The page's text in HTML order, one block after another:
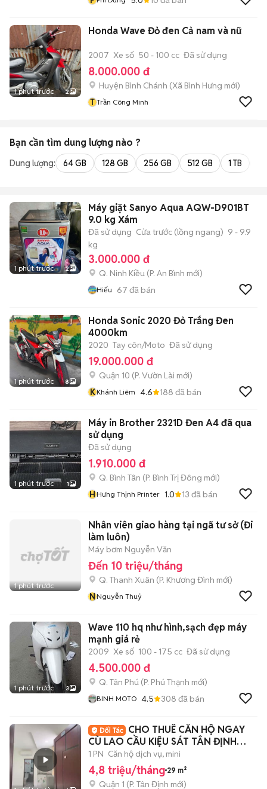
1 phút trước 2
Honda Wave Đỏ đen Cả nam và nữ
2007 Xe số 50 - 100 cc Đã sử dụng
8.000.000 đ
Huyện Bình Chánh (Xã Bình Hưng mới)
T Trần Công Minh
Bạn cần tìm dung lượng nào ?
Dung lượng: 64 GB 128 GB 256 GB 512 GB 1 TB
1 phút trước 2
Máy giặt Sanyo Aqua AQW-D901BT
9.0 kg Xám
Đã sử dụng Cửa trước (lồng ngang) 9 - 9.9
kg
3.000.000 đ
Q. Ninh Kiều (P. An Bình mới)
Hiếu 67 đã bán
1 phút trước 8
Honda Sonic 2020 Đỏ Trắng Đen
4000km
2020 Tay côn/Moto Đã sử dụng
19.000.000 đ
Quận 10 (P. Vườn Lài mới)
KKhánh Liêm 4.6 188 đã bán
1 phút trước 1
Máy in Brother 2321D Đen A4 đã qua
sử dụng
Đã sử dụng
1.910.000 đ
Q. Bình Tân (P. Bình Trị Đông mới)
HHưng Thịnh Printer 1.0 13 đã bán
1 phút trước
Nhân viên giao hàng tại ngã tư sở (Đi
làm luôn)
Máy bơm Nguyễn Văn
Đến 10 triệu/tháng
Q. Thanh Xuân (P. Khương Đình mới)
NNguyễn Thuỷ
1 phút trước 3
Wave 110 hq như hình,sạch đẹp máy
mạnh giá rẻ
2009 Xe số 100 - 175 cc Đã sử dụng
4.500.000 đ
Q. Tân Phú (P. Phú Thạnh mới)
BINH MOTO 4.5 308 đã bán
CHO THUÊ CĂN HỘ NGAY
CÙ LAO CẦU KIỆU SÁT TÂN ĐỊNH
QUẬN 1 FULL NT
1 PN Căn hộ dịch vụ, mini
4,8 triệu/tháng 29 m²
Quận 1 (P. Tân Định mới)